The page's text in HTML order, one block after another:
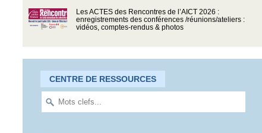
Les ACTES des Rencontres de l’AICT 2026 :
enregistrements des conférences /réunions/ateliers :
vidéos, comptes-rendus & photos
CENTRE DE RESSOURCES